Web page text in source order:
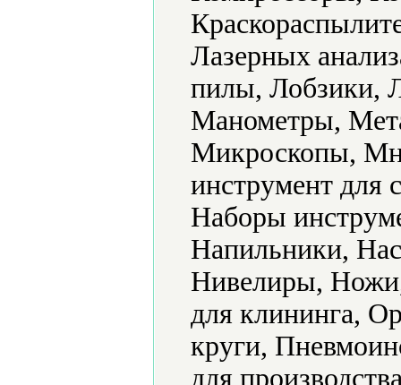
Лазерных
пилы, Лобзики,
Манометры,
Микроскопы,
инструмент
Наборы
Напильники,
Нивелиры,
для клининга,
круги,
для